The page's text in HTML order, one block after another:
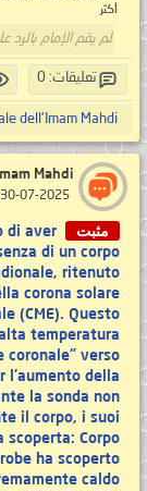
أكثر
لم يقم الإمام
تعليقات: 0
dell'Imam Mahdi
Mahdi
مثبت
di aver
di un corpo
ritenuto
corona solare
(CME). Questo
temperatura
coronale" verso
l'aumento della
la sonda non
il corpo, i suoi
Corpo
ha scoperto
caldo